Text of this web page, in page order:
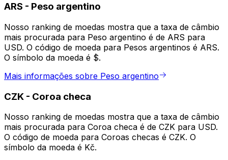
ARS - Peso argentino
Nosso ranking de moedas mostra que a taxa de câmbio
mais procurada para Peso argentino é de ARS para
USD. O código de moeda para Pesos argentinos é ARS.
O símbolo da moeda é $.
Mais informações sobre Peso argentino
CZK - Coroa checa
Nosso ranking de moedas mostra que a taxa de câmbio
mais procurada para Coroa checa é de CZK para USD.
O código de moeda para Coroas checas é CZK. O
símbolo da moeda é Kč.